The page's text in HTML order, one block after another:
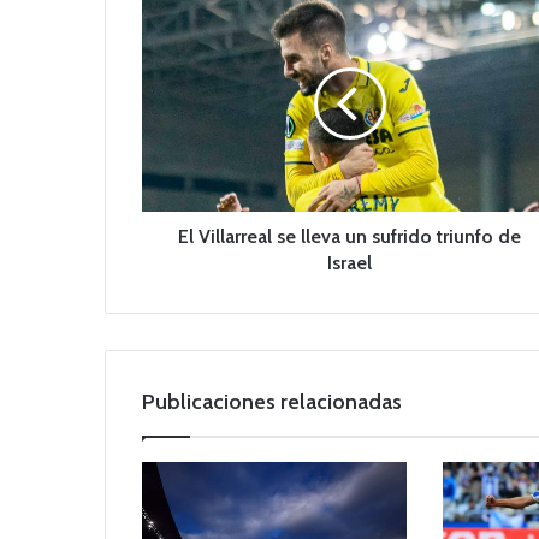
E
V
r
r
s
e
v
a
n
El Villarreal se lleva un sufrido triunfo de
Israel
Publicaciones relacionadas